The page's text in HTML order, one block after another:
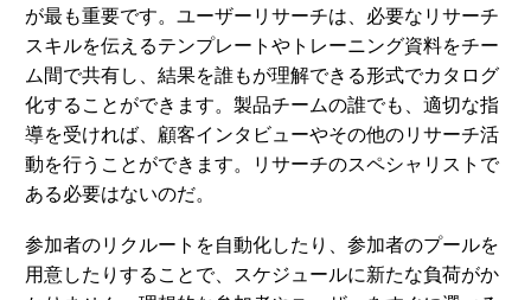
が最も重要です。ユーザーリサーチは、必要なリサーチ
スキルを伝えるテンプレートやトレーニング資料をチー
ム間で共有し、結果を誰もが理解できる形式でカタログ
化することができます。製品チームの誰でも、適切な指
導を受ければ、顧客インタビューやその他のリサーチ活
動を行うことができます。リサーチのスペシャリストで
ある必要はないのだ。
参加者のリクルートを自動化したり、参加者のプールを
用意したりすることで、スケジュールに新たな負荷がか